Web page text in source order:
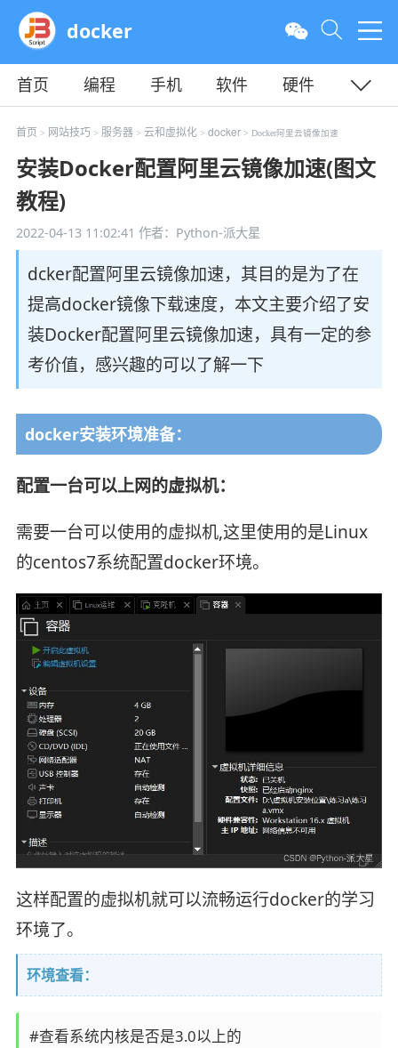
docker
首页 编程 手机 软件
硬件
教程
平面 服务器
首页 > 网站技巧 > 服务器> 云和虚拟化> docker> Docker阿里云镜像加速
安装Docker配置阿里云镜像加速(图文
教程)
2022-04-13 11:02:41 作者：Python-派大星
dcker配置阿里云镜像加速，其目的是为了在
提高docker镜像下载速度，本文主要介绍了安
装Docker配置阿里云镜像加速，具有一定的参
考价值，感兴趣的可以了解一下
docker安装环境准备：
配置一台可以上网的虚拟机：
需要一台可以使用的虚拟机,这里使用的是Linux
的centos7系统配置docker环境。
这样配置的虚拟机就可以流畅运行docker的学习
环境了。
环境查看：
#查看系统内核是否是3.0以上的